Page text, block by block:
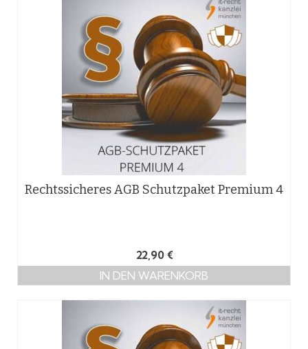
Rechtssicheres AGB Schutzpaket Premium 4
22,90 €
IN DEN WARENKORB